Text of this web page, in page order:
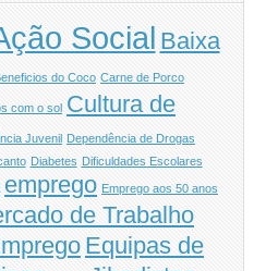
Social Baixa
do Coco Carne de Porco
com o sol Cultura de
Juvenil Dependência de Drogas
Diabetes Dificuldades Escolares
emprego Emprego aos 50 anos
de Trabalho
Equipas de